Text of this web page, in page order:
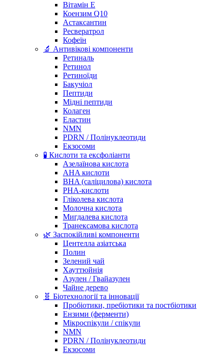
Вітамін Е
Коензим Q10
Астаксантин
Ресвератрол
Кофеїн
🔬 Антивікові компоненти
Ретиналь
Ретинол
Ретиноїди
Бакучіол
Пептиди
Мідні пептиди
Колаген
Еластин
NMN
PDRN / Полінуклеотиди
Екзосоми
🧪 Кислоти та ексфоліанти
Азелаїнова кислота
AHA кислоти
BHA (саліцилова) кислота
PHA-кислоти
Гліколева кислота
Молочна кислота
Мигдалева кислота
Транексамова кислота
🌿 Заспокійливі компоненти
Центелла азіатська
Полин
Зелений чай
Хауттюйнія
Азулен / Гвайазулен
Чайне дерево
🧬 Біотехнології та інновації
Пробіотики, пребіотики та постбіотики
Ензими (ферменти)
Мікроспікули / спікули
NMN
PDRN / Полінуклеотиди
Екзосоми